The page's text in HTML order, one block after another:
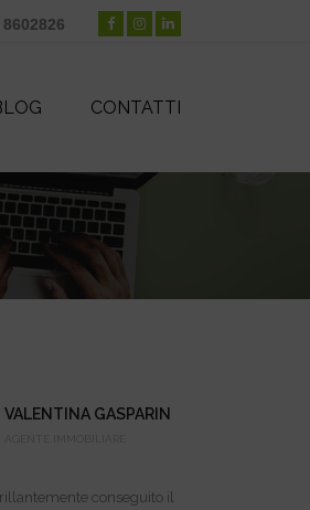
8602826
CONTATTI
VALENTINA GASPARIN
conseguito il